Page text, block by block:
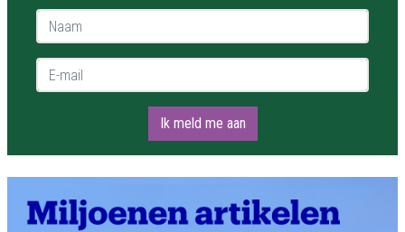
Naam *
E-mail *
Ik meld me aan